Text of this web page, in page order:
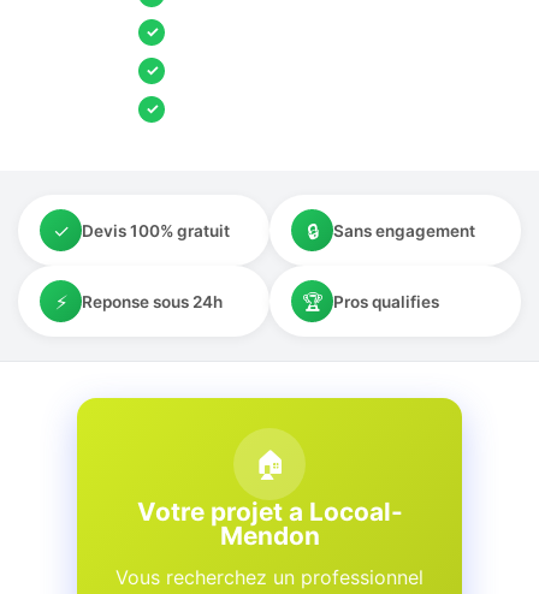
✓
✓
✓
✓ Devis 100% gratuit 🔒 Sans engagement
⚡ Reponse sous 24h 🏆 Pros qualifies
🏠
Votre projet a Locoal-
Mendon
Vous recherchez un professionnel